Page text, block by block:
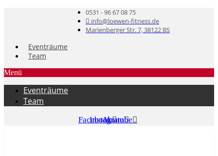
0531 - 96 67 08 75
info@loewen-fitness.de
Marienberger Str. 7, 38122 BS
Eventräume
Team
Menü
Eventräume
Team
Facebook
Instagram
Youtube